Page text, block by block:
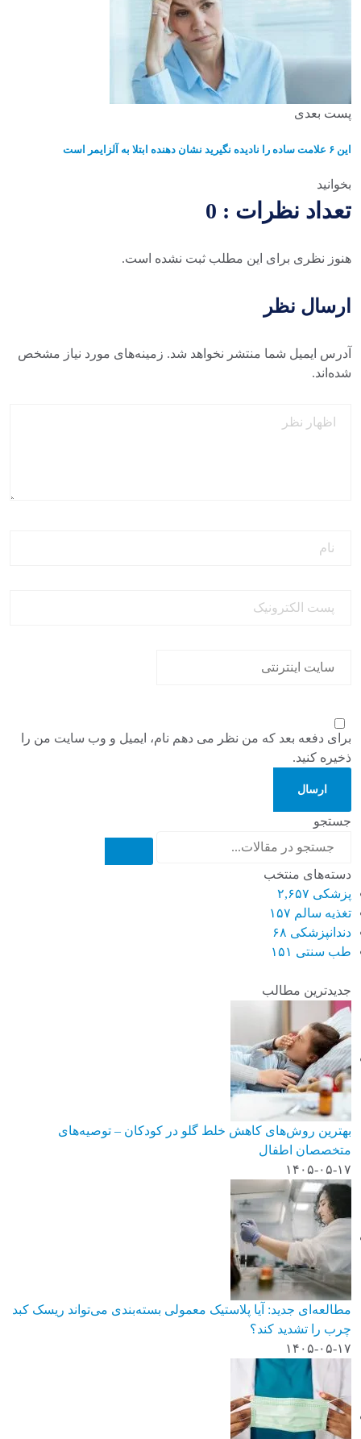
پست بعدی
این ۶ علامت ساده را نادیده نگیرید نشان دهنده ابتلا به آلزایمر است
بخوانید
تعداد نظرات : 0
هنوز نظری برای این مطلب ثبت نشده است.
ارسال نظر
آدرس ایمیل شما منتشر نخواهد شد. زمینه‌های مورد نیاز مشخص
شده‌اند.
برای دفعه بعد که من نظر می دهم نام، ایمیل و وب سایت من را
ذخیره کنید.
ارسال
جستجو
دسته‌های منتخب
پزشکی ۲,۶۵۷
تغذیه سالم ۱۵۷
دندانپزشکی ۶۸
طب سنتی ۱۵۱
جدیدترین مطالب
بهترین روش‌های کاهش خلط گلو در کودکان – توصیه‌های
متخصصان اطفال
۱۴۰۵-۰۵-۱۷
مطالعه‌ای جدید: آیا پلاستیک معمولی بسته‌بندی می‌تواند ریسک کبد
چرب را تشدید کند؟
۱۴۰۵-۰۵-۱۷